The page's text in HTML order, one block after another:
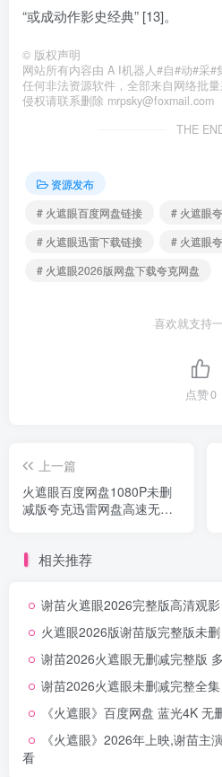
“或成动作影史经典” [13]。
© 版权声明
网站所有内容由 A I机器人#自#动#采
任何非法资源软件，全部来自网络批
侵权请联系删除 mrpsky@foxmail.com
THE
资源发布
# 火遮眼百度网盘链接
# 火遮眼
# 火遮眼迅雷下载链接
# 火遮眼
# 火遮眼2026版网盘下载夸克网盘
喜欢就支持
点赞0
上一篇
火遮眼百度网盘1080P未删
减版夸克迅雷网盘高速无删
相关推荐
谢苗火遮眼2026完整版高清观
火遮眼2026版谢苗版完整版未
谢苗2026火遮眼无删减完整版
谢苗2026火遮眼未删减完整全
《火遮眼》百度网盘 蓝光4K 无
《火遮眼》2026年上映,谢苗主
看